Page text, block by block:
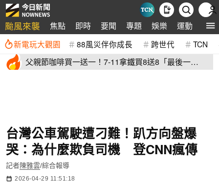
颱風來襲 焦點 即時 要聞 專題 娛樂 運動 全球
新電玩大觀園 88風災伴你成長 跨世代 TCN
父親節咖啡買一送一！7-11拿鐵買8送8「最後一
台灣公車駕駛遭刁難！趴方向盤爆
哭：為什麼欺負司機 登CNN瘋傳
記者陳雅雲/綜合報導
2026-04-29 11:51:18